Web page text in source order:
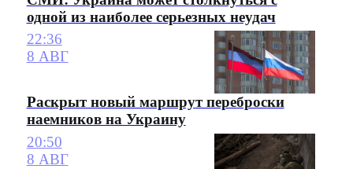
одной из наиболее серьезных неудач
22:36
8 АВГ
Раскрыт новый маршрут переброски
наемников на Украину
20:50
8 АВГ